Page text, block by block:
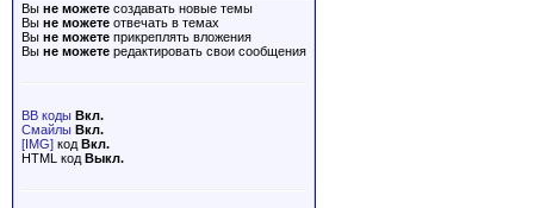
Вы не можете создавать новые темы
Вы не можете отвечать в темах
Вы не можете прикреплять вложения
Вы не можете редактировать свои сообщения
BB коды Вкл.
Смайлы Вкл.
[IMG] код Вкл.
HTML код Выкл.